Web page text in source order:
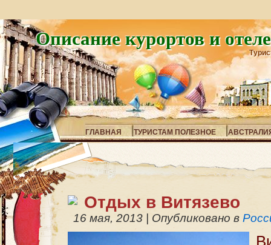
Описание курортов и
ГЛАВНАЯ ТУРИСТАМ ПОЛЕЗНОЕ
Отдых в Витязево
16 мая, 2013 Опубликовано в